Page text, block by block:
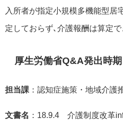
入所者が指定小規模多機能型居
定しておらず､介護報酬は算定で
厚生労働省Q&A発出時
担当課 ：認知症施策・地域介護
文書名 ：18.9.4 介護制度改革